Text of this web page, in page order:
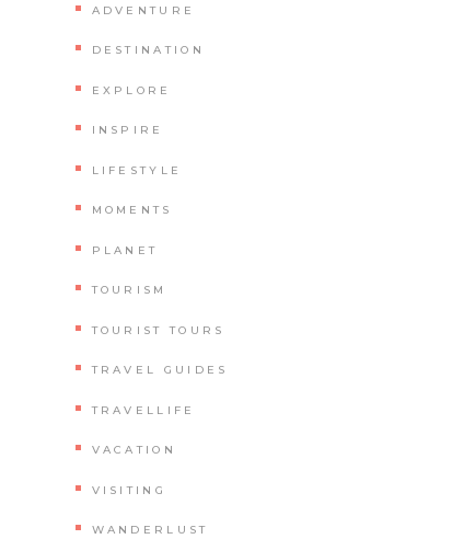
ADVENTURE
DESTINATION
EXPLORE
INSPIRE
LIFESTYLE
MOMENTS
PLANET
TOURISM
TOURIST TOURS
TRAVEL GUIDES
TRAVELLIFE
VACATION
VISITING
WANDERLUST